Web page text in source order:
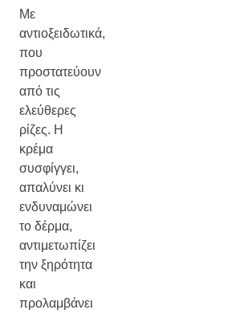
Με
αντιοξειδωτικά,
που
προστατεύουν
από τις
ελεύθερες
ρίζες. Η
κρέμα
συσφίγγει,
απαλύνει κι
ενδυναμώνει
το δέρμα,
αντιμετωπίζει
την ξηρότητα
και
προλαμβάνει